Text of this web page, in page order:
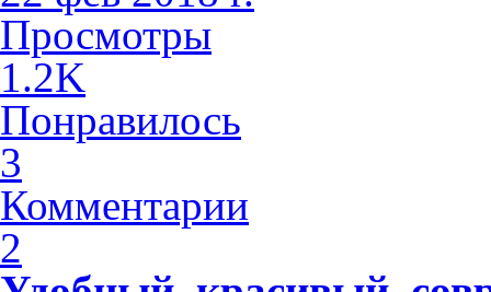
Просмотры
1.2K
Понравилось
3
Комментарии
2